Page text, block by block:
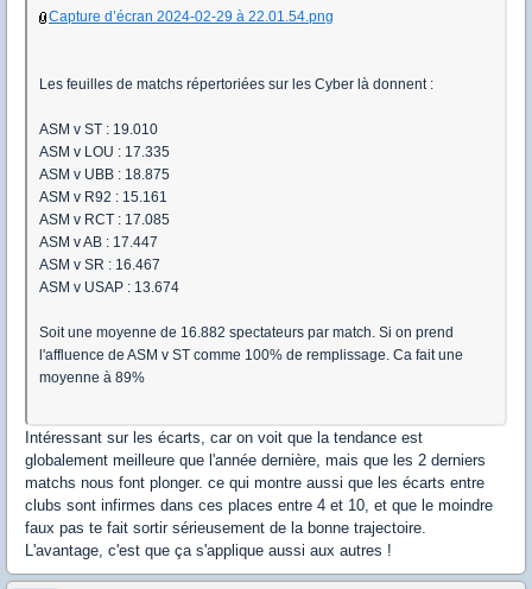
Capture d’écran 2024-02-29 à 22.01.54.png
Les feuilles de matchs répertoriées sur les Cyber là donnent :
ASM v ST : 19.010
ASM v LOU : 17.335
ASM v UBB : 18.875
ASM v R92 : 15.161
ASM v RCT : 17.085
ASM v AB : 17.447
ASM v SR : 16.467
ASM v USAP : 13.674
Soit une moyenne de 16.882 spectateurs par match. Si on prend
l'affluence de ASM v ST comme 100% de remplissage. Ca fait une
moyenne à 89%
Intéressant sur les écarts, car on voit que la tendance est
globalement meilleure que l'année dernière, mais que les 2 derniers
matchs nous font plonger. ce qui montre aussi que les écarts entre
clubs sont infirmes dans ces places entre 4 et 10, et que le moindre
faux pas te fait sortir sérieusement de la bonne trajectoire.
L'avantage, c'est que ça s'applique aussi aux autres !